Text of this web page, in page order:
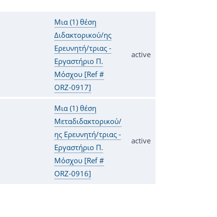
Μια (1) θέση
Διδακτορικού/ης
Ερευνητή/τριας -
Εργαστήριο Π.
Μόσχου [Ref #
ORZ-0917]
active
Μια (1) θέση
Μεταδιδακτορικού/
ης Ερευνητή/τριας -
Εργαστήριο Π.
Μόσχου [Ref #
ORZ-0916]
active